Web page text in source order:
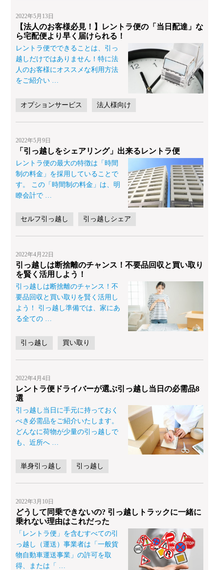
2022年5月13日
【法人のお客様必見！】レントラ便の「当日配達」な
ら宅配便より早く届けられる！
レントラ便でできることは、引っ
越しだけではありません！特に法
人のお客様にオススメな利用方法
をご紹介い …
オプションサービス 法人様向け
2022年5月9日
「引っ越しをシェアリング」出来るレントラ便
レントラ便の最大の特徴は「時間
制の料金」を採用していることで
す。 この「時間制の料金」は、明
瞭会計で
セルフ引っ越し 引っ越しシェア
2022年4月22日
引っ越しは断捨離のチャンス！不要品回収と買い取り
を賢く活用しよう！
引っ越しは断捨離のチャンス！不
要品回収と買い取りを賢く活用し
よう！ 引っ越し準備では、家にあ
る全ての
引っ越し 買い取り
2022年4月4日
レントラ便ドライバーが選ぶ引っ越し当日の必需品8
選
引っ越し当日に手元に持っておく
べき必需品をご紹介いたします。
どんなに荷物が少量の引っ越しで
も、近所へ …
単身引っ越し 引っ越し
2022年3月10日
どうして同乗できないの? 引っ越しトラックに一緒に
乗れない理由はこれだった
「レントラ便」を含むすべての引
っ越し（運送）事業者は「一般貨
物自動車運送事業」の許可を取
得、または「